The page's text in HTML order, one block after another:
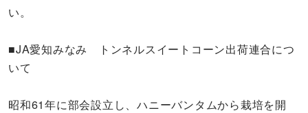
い。
■JA愛知みなみ トンネルスイートコーン出荷連合につ
いて
昭和61年に部会設立し、ハニーバンタムから栽培を開